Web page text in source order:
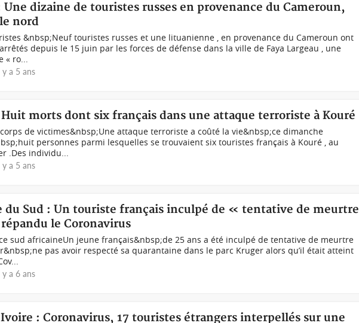
Une dizaine de touristes russes en provenance du Cameroun,
nord
&nbsp;Neuf touristes russes et une lituanienne , en provenance du Cameroun ont
depuis le 15 juin par les forces de défense dans la ville de Faya Largeau , une
« ro...
y a 5 ans
morts dont six français dans une attaque terroriste à Kouré
corps de victimes&nbsp;Une attaque terroriste a coûté la vie&nbsp;ce dimanche
personnes parmi lesquelles se trouvaient six touristes français à Kouré , au
.Des individu...
y a 5 ans
du Sud : Un touriste français inculpé de « tentative de meurtre
le Coronavirus
sud africaineUn jeune français&nbsp;de 25 ans a été inculpé de tentative de meurtre
pas avoir respecté sa quarantaine dans le parc Kruger alors qu’il était atteint
y a 6 ans
: Coronavirus, 17 touristes étrangers interpellés sur une